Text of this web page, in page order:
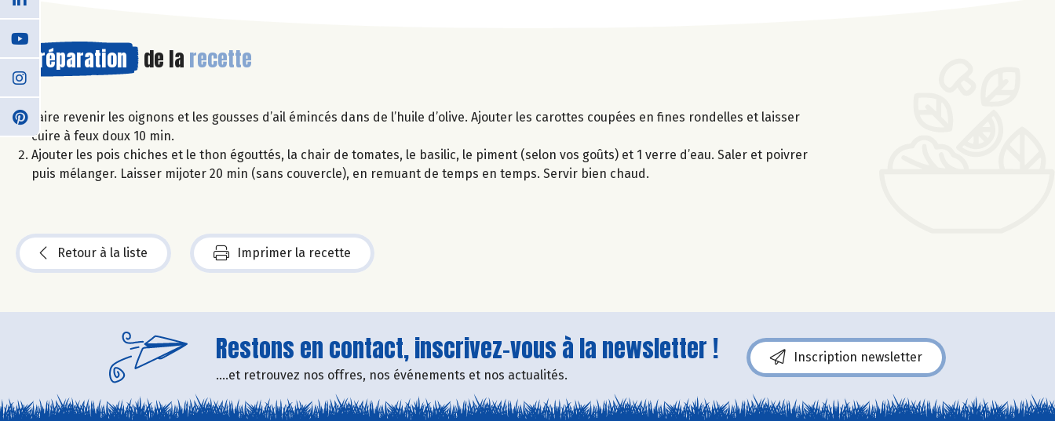
Préparation de la recette
Faire revenir les oignons et les gousses d’ail émincés dans de l’huile d’olive. Ajouter les carottes coupées en fines rondelles et laisser
cuire à feux doux 10 min.
Ajouter les pois chiches et le thon égouttés, la chair de tomates, le basilic, le piment (selon vos goûts) et 1 verre d’eau. Saler et poivrer
puis mélanger. Laisser mijoter 20 min (sans couvercle), en remuant de temps en temps. Servir bien chaud.
Retour à la liste Imprimer la recette
Restons en contact, inscrivez-vous à la newsletter !
....et retrouvez nos offres, nos événements et nos actualités.
Inscription newsletter